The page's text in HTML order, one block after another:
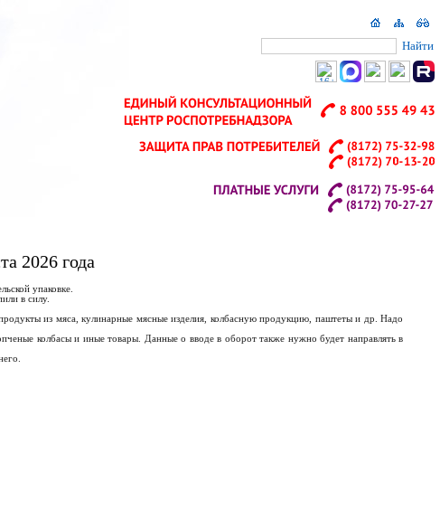
Найти
2026 года
упаковке.
в силу.
из мяса, кулинарные мясные изделия, колбасную продукцию, паштеты и др. Надо
колбасы и иные товары. Данные о вводе в оборот также нужно будет направлять в